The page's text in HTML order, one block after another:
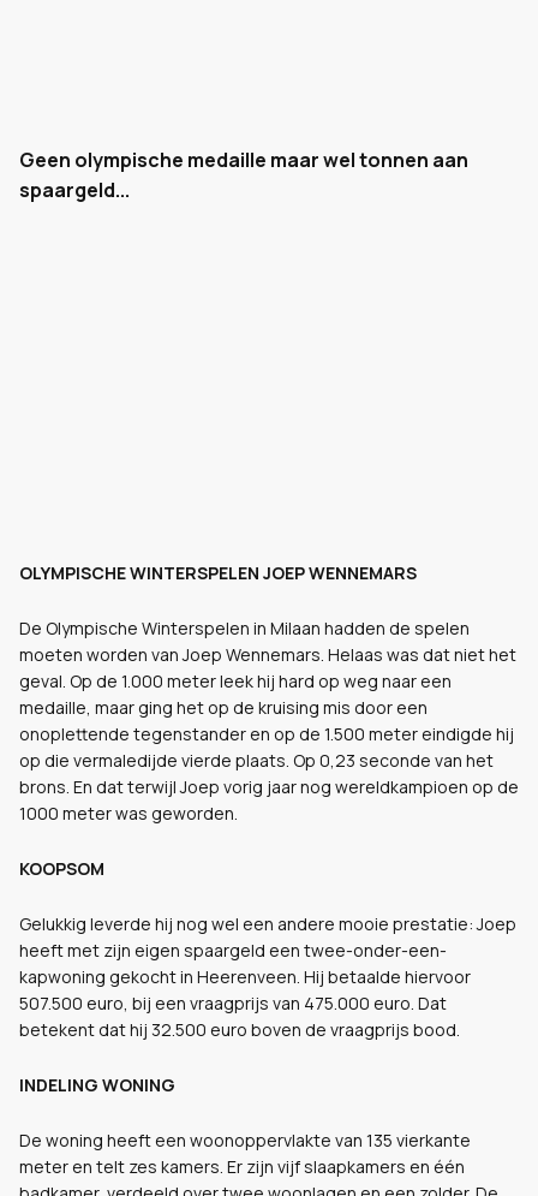
Geen olympische medaille maar wel tonnen aan
spaargeld...
OLYMPISCHE WINTERSPELEN JOEP WENNEMARS
De Olympische Winterspelen in Milaan hadden de spelen
moeten worden van Joep Wennemars. Helaas was dat niet het
geval. Op de 1.000 meter leek hij hard op weg naar een
medaille, maar ging het op de kruising mis door een
onoplettende tegenstander en op de 1.500 meter eindigde hij
op die vermaledijde vierde plaats. Op 0,23 seconde van het
brons. En dat terwijl Joep vorig jaar nog wereldkampioen op de
1000 meter was geworden.
KOOPSOM
Gelukkig leverde hij nog wel een andere mooie prestatie: Joep
heeft met zijn eigen spaargeld een twee-onder-een-
kapwoning gekocht in Heerenveen. Hij betaalde hiervoor
507.500 euro, bij een vraagprijs van 475.000 euro. Dat
betekent dat hij 32.500 euro boven de vraagprijs bood.
INDELING WONING
De woning heeft een woonoppervlakte van 135 vierkante
meter en telt zes kamers. Er zijn vijf slaapkamers en één